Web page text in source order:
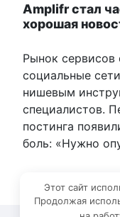
Amplifr стал
хорошая
Рынок сервисов
социальные
нишевым
специалистов.
постинга
боль: «Нужно
Этот сайт
Продолжая